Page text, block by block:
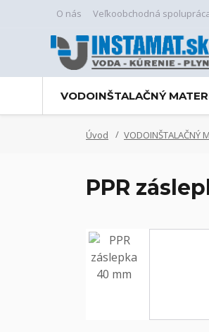
O nás Veľkoobchodná
VODOINŠTALAČNÝ
Úvod VODOINŠTALAČNÝ
PPR